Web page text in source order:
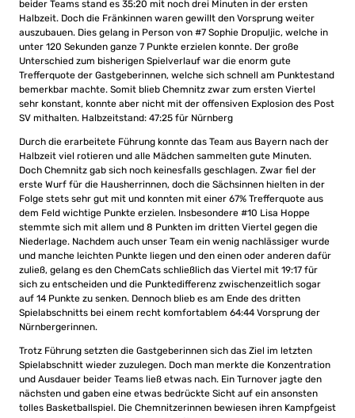
beider Teams stand es 35:20 mit noch drei Minuten in der ersten
Halbzeit. Doch die Fränkinnen waren gewillt den Vorsprung weiter
auszubauen. Dies gelang in Person von #7 Sophie Dropuljic, welche in
unter 120 Sekunden ganze 7 Punkte erzielen konnte. Der große
Unterschied zum bisherigen Spielverlauf war die enorm gute
Trefferquote der Gastgeberinnen, welche sich schnell am Punktestand
bemerkbar machte. Somit blieb Chemnitz zwar zum ersten Viertel
sehr konstant, konnte aber nicht mit der offensiven Explosion des Post
SV mithalten. Halbzeitstand: 47:25 für Nürnberg
Durch die erarbeitete Führung konnte das Team aus Bayern nach der
Halbzeit viel rotieren und alle Mädchen sammelten gute Minuten.
Doch Chemnitz gab sich noch keinesfalls geschlagen. Zwar fiel der
erste Wurf für die Hausherrinnen, doch die Sächsinnen hielten in der
Folge stets sehr gut mit und konnten mit einer 67% Trefferquote aus
dem Feld wichtige Punkte erzielen. Insbesondere #10 Lisa Hoppe
stemmte sich mit allem und 8 Punkten im dritten Viertel gegen die
Niederlage. Nachdem auch unser Team ein wenig nachlässiger wurde
und manche leichten Punkte liegen und den einen oder anderen dafür
zuließ, gelang es den ChemCats schließlich das Viertel mit 19:17 für
sich zu entscheiden und die Punktedifferenz zwischenzeitlich sogar
auf 14 Punkte zu senken. Dennoch blieb es am Ende des dritten
Spielabschnitts bei einem recht komfortablem 64:44 Vorsprung der
Nürnbergerinnen.
Trotz Führung setzten die Gastgeberinnen sich das Ziel im letzten
Spielabschnitt wieder zuzulegen. Doch man merkte die Konzentration
und Ausdauer beider Teams ließ etwas nach. Ein Turnover jagte den
nächsten und gaben eine etwas bedrückte Sicht auf ein ansonsten
tolles Basketballspiel. Die Chemnitzerinnen bewiesen ihren Kampfgeist